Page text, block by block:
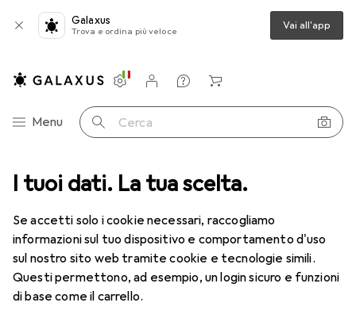
I tuoi dati. La tua scelta.
Se accetti solo i cookie necessari, raccogliamo
informazioni sul tuo dispositivo e comportamento d'uso
sul nostro sito web tramite cookie e tecnologie simili.
Questi permettono, ad esempio, un login sicuro e funzioni
di base come il carrello.
Galaxus
Trova e ordina più veloce Vai all'app
Categoria Navigazione
Menu Cerca
Impostazioni
Conto cliente
Liste di confronto
Liste dei desideri
Carrello
Lenti a contatto Air Optix più HydraGlyde per l'astigmatismo
1 Immagine
Air Optix più HydraGlyde per
EUR
53,58 EUR
8,93/1pz.